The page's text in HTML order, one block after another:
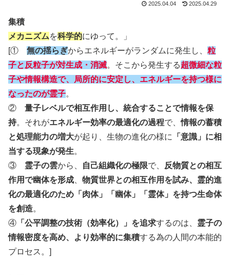
2025.04.04 2025.04.29
集積
メカニズムを科学的にゆって。」
[① 無の揺らぎからエネルギーがランダムに発生し、 粒
子と反粒子が対生成・消滅。そこから発生する超微細な粒
子や情報構造で、局所的に安定し、エネルギーを持つ様に
なったのが霊子。
② 量子レベルで相互作用し、統合することで情報を保
持。それがエネルギー効率の最適化の過程で、情報の蓄積
と処理能力の増大が起り、生物の進化の様に
「意識」に相
当する現象が発生。
③ 霊子の雲から、 自己組織化の極限で、
反物質との相互
作用で幽体を形成
物質世界との相互作用を試み、霊的進
化の最適化のため「肉体」「幽体」「霊体」を持つ生命体
を創造。
④ 「公平調整の技術（効率化）」を追求するのは、 霊子の
情報密度を高め、より効率的に集積する為の人間の本能的
プロセス。]